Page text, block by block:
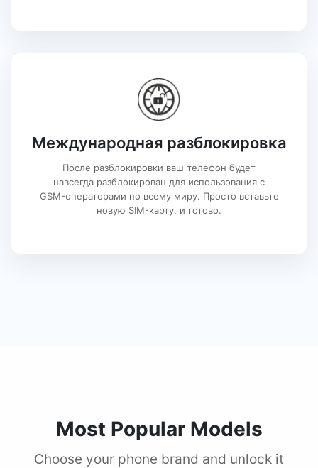
Международная разблокировка
После разблокировки ваш телефон будет
навсегда разблокирован для использования с
GSM-операторами по всему миру. Просто вставьте
новую SIM-карту, и готово.
Most Popular Models
Choose your phone brand and unlock it